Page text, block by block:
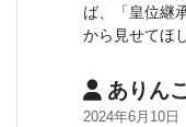
ば、「皇位継
から見せてほ
ありんこ
2024年6月10日